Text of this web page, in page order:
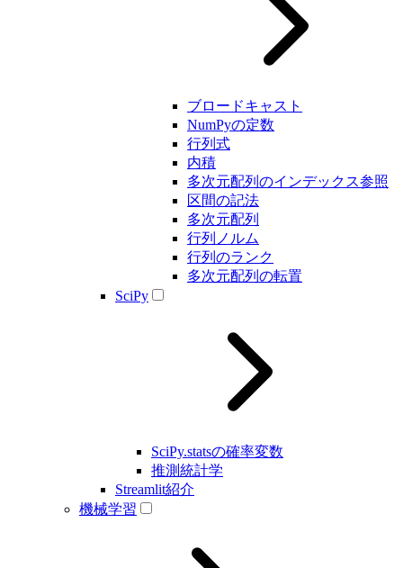
ブロードキャスト
NumPyの定数
行列式
内積
多次元配列のインデックス参照
区間の記法
多次元配列
行列ノルム
行列のランク
多次元配列の転置
SciPy
SciPy.statsの確率変数
推測統計学
Streamlit紹介
機械学習